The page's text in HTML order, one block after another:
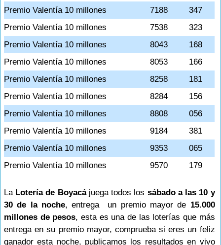
Premio Valentía 10 millones
7188
347
Premio Valentía 10 millones
7538
323
Premio Valentía 10 millones
8043
168
Premio Valentía 10 millones
8053
166
Premio Valentía 10 millones
8258
181
Premio Valentía 10 millones
8284
156
Premio Valentía 10 millones
8808
056
Premio Valentía 10 millones
9184
381
Premio Valentía 10 millones
9353
065
Premio Valentía 10 millones
9570 179
La Lotería de Boyacá juega todos los sábado a las 10 y
30 de la noche, entrega un premio mayor de 15.000
millones de pesos, esta es una de las loterías que más
entrega en su premio mayor, comprueba si eres un feliz
ganador esta noche, publicamos los resultados en vivo